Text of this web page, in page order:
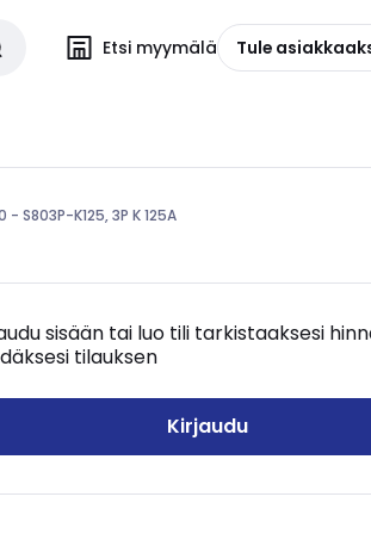
Etsi myymälä Tule
S803P-K125, 3P K 125A
sisään tai luo tili tarkistaaksesi
tilauksen
Kirjaudu